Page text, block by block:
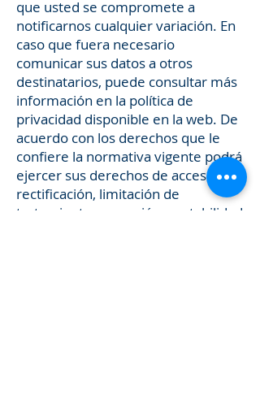
que usted se compromete a
notificarnos cualquier variación. En
caso que fuera necesario
comunicar sus datos a otros
destinatarios, puede consultar más
información en la política de
privacidad disponible en la web. De
acuerdo con los derechos que le
confiere la normativa vigente podrá
ejercer sus derechos de acceso,
rectificación, limitación de
tratamiento, supresión, portabilidad